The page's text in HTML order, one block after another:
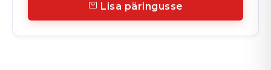
Lisa päringusse